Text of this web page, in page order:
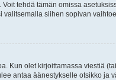
tehdä tämän omissa
valitsemalla siihen sopivan
Kun olet kirjoittamassa viestiä
antaa äänestykselle otsikko ja